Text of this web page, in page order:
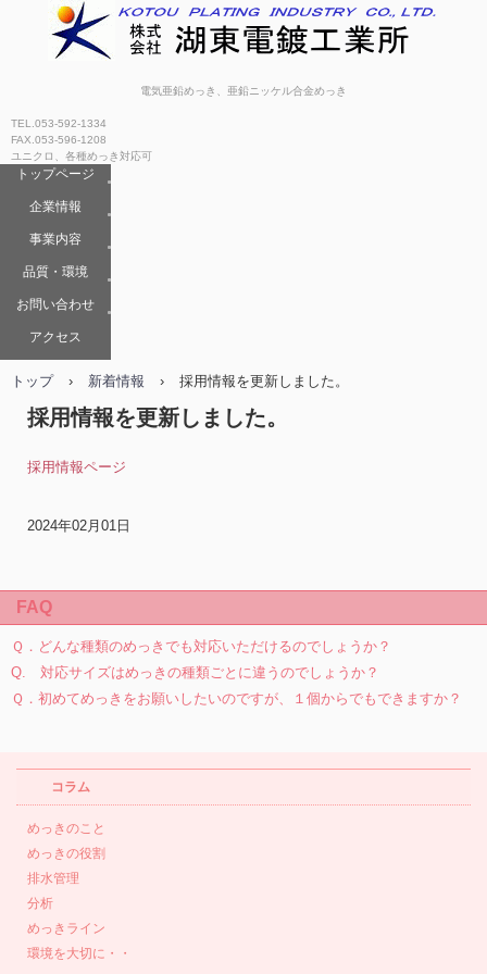
電気亜鉛めっき、亜鉛ニッケル合金めっき
TEL.053-592-1334
FAX.053-596-1208
ユニクロ、各種めっき対応可
トップページ
企業情報
事業内容
品質・環境
お問い合わせ
アクセス
トップ › 新着情報 › 採用情報を更新しました。
採用情報を更新しました。
採用情報ページ
2024年02月01日
FAQ
Ｑ．どんな種類のめっきでも対応いただけるのでしょうか？
Q. 対応サイズはめっきの種類ごとに違うのでしょうか？
Ｑ．初めてめっきをお願いしたいのですが、１個からでもできますか？
コラム
めっきのこと
めっきの役割
排水管理
分析
めっきライン
環境を大切に・・